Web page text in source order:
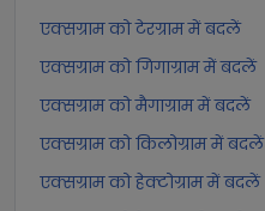
एक्सग्राम को टेरग्राम में बदलें
एक्सग्राम को गिगाग्राम में बदलें
एक्सग्राम को मैगाग्राम में बदलें
एक्सग्राम को किलोग्राम में बदलें
एक्सग्राम को हेक्टोग्राम में बदलें